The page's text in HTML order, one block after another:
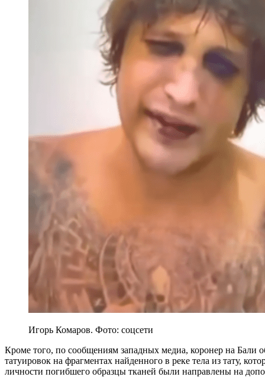
Игорь Комаров. Фото: соцсети
Кроме того, по сообщениям западных медиа, коронер на Бали
татуировок на фрагментах найденного в реке тела из тату,
личности погибшего образцы тканей были направлены на